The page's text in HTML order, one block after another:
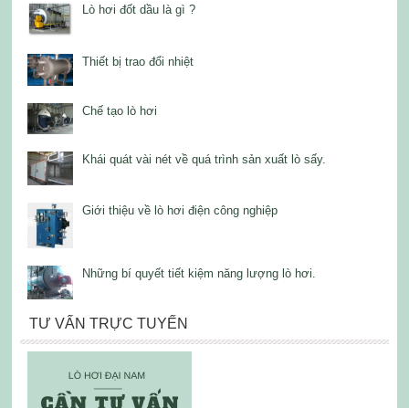
Lò hơi đốt dầu là gì ?
Thiết bị trao đổi nhiệt
Chế tạo lò hơi
Khái quát vài nét về quá trình sản xuất lò sấy.
Giới thiệu về lò hơi điện công nghiệp
Những bí quyết tiết kiệm năng lượng lò hơi.
TƯ VẤN TRỰC TUYẾN